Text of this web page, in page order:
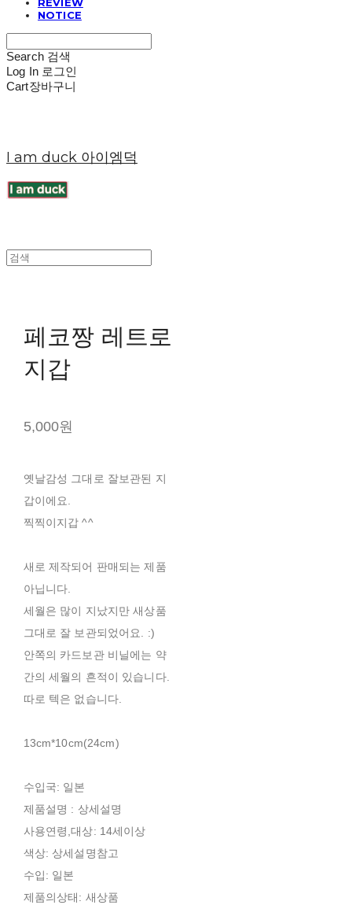
NOTICE
Search 검색
Log In 로그인
Cart장바구니
I am duck 아이엠덕
페코짱 레트로
지갑
5,000원
옛날감성 그대로 잘보관된 지
갑이에요.
찍찍이지갑 ^^
새로 제작되어 판매되는 제품
아닙니다.
세월은 많이 지났지만 새상품
그대로 잘 보관되었어요. :)
안쪽의 카드보관 비닐에는 약
간의 세월의 흔적이 있습니다.
따로 텍은 없습니다.
13cm*10cm(24cm)
수입국: 일본
제품설명 : 상세설명
사용연령,대상: 14세이상
색상: 상세설명참고
수입: 일본
제품의상태: 새상품